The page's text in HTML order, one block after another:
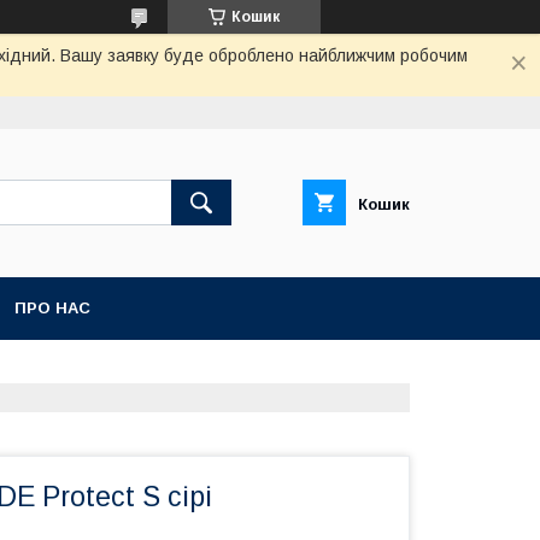
Кошик
Вашу заявку буде оброблено найближчим робочим
Кошик
ПРО НАС
Protect S сірі